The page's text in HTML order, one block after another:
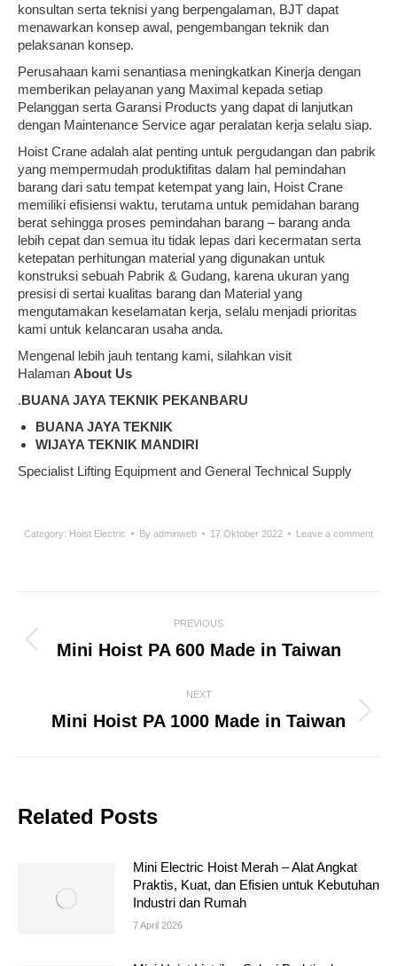
konsultan serta teknisi yang berpengalaman, BJT dapat
menawarkan konsep awal, pengembangan teknik dan
pelaksanan konsep.
Perusahaan kami senantiasa meningkatkan Kinerja dengan
memberikan pelayanan yang Maximal kepada setiap
Pelanggan serta Garansi Products yang dapat di lanjutkan
dengan Maintenance Service agar peralatan kerja selalu siap.
Hoist Crane adalah alat penting untuk pergudangan dan pabrik
yang mempermudah produktifitas dalam hal pemindahan
barang dari satu tempat ketempat yang lain, Hoist Crane
memiliki efisiensi waktu, terutama untuk pemidahan barang
berat sehingga proses pemindahan barang – barang anda
lebih cepat dan semua itu tidak lepas dari kecermatan serta
ketepatan perhitungan material yang digunakan untuk
konstruksi sebuah Pabrik & Gudang, karena ukuran yang
presisi di sertai kualitas barang dan Material yang
mengutamakan keselamatan kerja, selalu menjadi prioritas
kami untuk kelancaran usaha anda.
Mengenal lebih jauh tentang kami, silahkan visit
Halaman About Us
.BUANA JAYA TEKNIK PEKANBARU
BUANA JAYA TEKNIK
WIJAYA TEKNIK MANDIRI
Specialist Lifting Equipment and General Technical Supply
Category: Hoist Electric By adminweb 17 Oktober 2022 Leave a comment
navigation
PREVIOUS
Previous
Mini Hoist PA 600 Made in Taiwan
NEXT
Next
Mini Hoist PA 1000 Made in Taiwan
Related Posts
Mini Electric Hoist Merah – Alat Angkat
Praktis, Kuat, dan Efisien untuk Kebutuhan
Industri dan Rumah
7 April 2026